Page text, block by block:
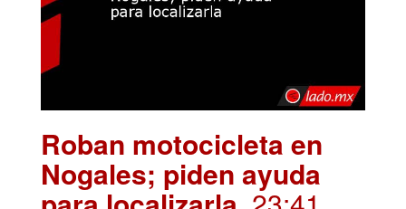
Roban motocicleta en
Nogales; piden ayuda